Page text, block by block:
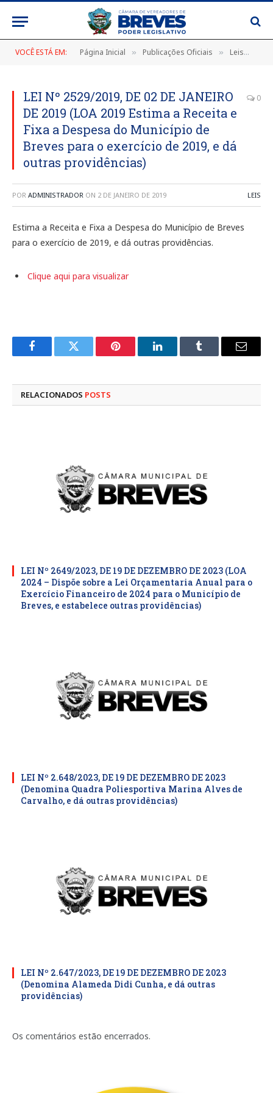
VOCÊ ESTÁ EM: Página Inicial » Publicações Oficiais » Leis
LEI Nº 2529/2019, DE 02 DE JANEIRO
DE 2019 (LOA 2019 Estima a Receita e
Fixa a Despesa do Município de
Breves para o exercício de 2019, e dá
outras providências)
0
POR ADMINISTRADOR ON 2 DE JANEIRO DE 2019 LEIS
Estima a Receita e Fixa a Despesa do Município de Breves
para o exercício de 2019, e dá outras providências.
Clique aqui para visualizar
FacebookTwitter Pinterest LinkedInTumblr
E-
RELACIONADOS POSTS
LEI Nº 2649/2023, DE 19 DE DEZEMBRO DE 2023 (LOA
2024 – Dispõe sobre a Lei Orçamentaria Anual para o
Exercício Financeiro de 2024 para o Município de
Breves, e estabelece outras providências)
LEI Nº 2.648/2023, DE 19 DE DEZEMBRO DE 2023
(Denomina Quadra Poliesportiva Marina Alves de
Carvalho, e dá outras providências)
LEI Nº 2.647/2023, DE 19 DE DEZEMBRO DE 2023
(Denomina Alameda Didi Cunha, e dá outras
providências)
Os comentários estão encerrados.